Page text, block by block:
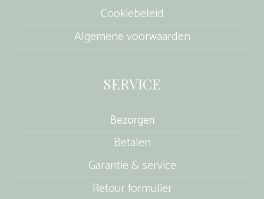
Cookiebeleid
Algemene voorwaarden
SERVICE
Bezorgen
Betalen
Garantie & service
Retour formulier